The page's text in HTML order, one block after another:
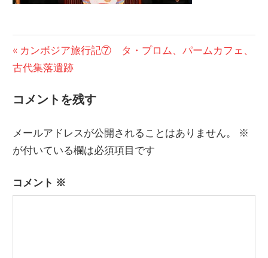
投
稿
ナ
ゲ
シ
前
の
稿:
カンボジア旅行記⑦ タ・プロム、パームカフェ、
古代集落遺跡
コメントを残す
メールアドレスが公開されることはありません。
※
が付いている欄は必須項目です
コメント ※